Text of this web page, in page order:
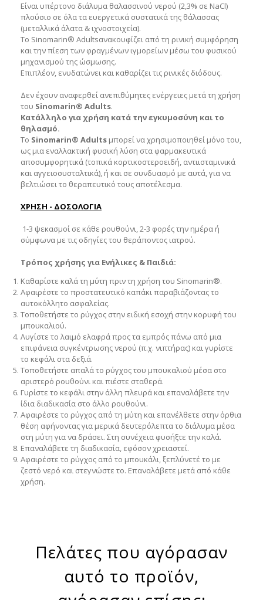
Είναι υπέρτονο διάλυμα θαλασσινού νερού (2,3% σε NaCl)
πλούσιο σε όλα τα ευεργετικά συστατικά της θάλασσας
(μεταλλικά άλατα & ιχνοστοιχεία).
Το Sinomarin® Adultsανακουφίζει από τη ρινική συμφόρηση
και την πίεση των φραγμένων ιγμορείων μέσω του φυσικού
μηχανισμού της ώσμωσης.
Επιπλέον, ενυδατώνει και καθαρίζει τις ρινικές διόδους.
Δεν έχουν αναφερθεί ανεπιθύμητες ενέργειες μετά τη χρήση
του Sinomarin® Adults.
Κατάλληλο για χρήση κατά την εγκυμοσύνη και το
θηλασμό.
Το Sinomarin® Adults μπορεί να χρησιμοποιηθεί μόνο του,
ως μια εναλλακτική φυσική λύση στα φαρμακευτικά
αποσυμφορητικά (τοπικά κορτικοστεροειδή, αντιισταμινικά
και αγγειοσυσταλτικά), ή και σε συνδυασμό με αυτά, για να
βελτιώσει το θεραπευτικό τους αποτέλεσμα.
ΧΡΗΣΗ - ΔΟΣΟΛΟΓΙΑ
1-3 ψεκασμοί σε κάθε ρουθούνι, 2-3 φορές την ημέρα ή
σύμφωνα με τις οδηγίες του θεράποντος ιατρού.
Τρόπος χρήσης για Ενήλικες & Παιδιά:
Καθαρίστε καλά τη μύτη πριν τη χρήση του Sinomarin®.
Αφαιρέστε το προστατευτικό καπάκι παραβιάζοντας το
αυτοκόλλητο ασφαλείας.
Τοποθετήστε το ρύγχος στην ειδική εσοχή στην κορυφή του
μπουκαλιού.
Λυγίστε το λαιμό ελαφρά προς τα εμπρός πάνω από μια
επιφάνεια συγκέντρωσης νερού (π.χ. νιπτήρας) και γυρίστε
το κεφάλι στα δεξιά.
Τοποθετήστε απαλά το ρύγχος του μπουκαλιού μέσα στο
αριστερό ρουθούνι και πιέστε σταθερά.
Γυρίστε το κεφάλι στην άλλη πλευρά και επαναλάβετε την
ίδια διαδικασία στο άλλο ρουθούνι.
Αφαιρέστε το ρύγχος από τη μύτη και επανέλθετε στην όρθια
θέση αφήνοντας για μερικά δευτερόλεπτα το διάλυμα μέσα
στη μύτη για να δράσει. Στη συνέχεια φυσήξτε την καλά.
Επαναλάβετε τη διαδικασία, εφόσον χρειαστεί.
Αφαιρέστε το ρύγχος από το μπουκάλι, ξεπλύνετέ το με
ζεστό νερό και στεγνώστε το. Επαναλάβετε μετά από κάθε
χρήση.
Πελάτες που αγόρασαν
αυτό το προϊόν,